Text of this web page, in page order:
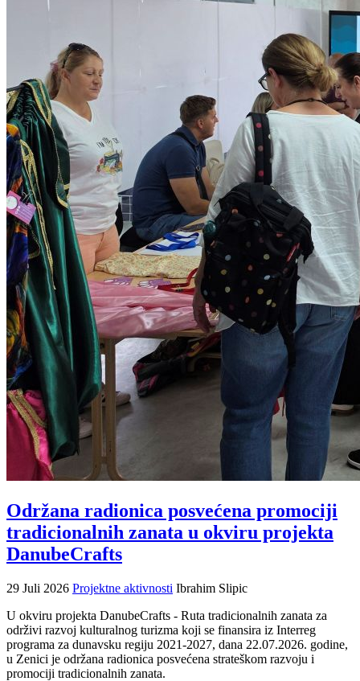
Održana radionica posvećena promociji
tradicionalnih zanata u okviru projekta
DanubeCrafts
29 Juli 2026 Projektne aktivnosti Ibrahim Slipic
U okviru projekta DanubeCrafts - Ruta tradicionalnih zanata za
održivi razvoj kulturalnog turizma koji se finansira iz Interreg
programa za dunavsku regiju 2021-2027, dana 22.07.2026. godine,
u Zenici je održana radionica posvećena strateškom razvoju i
promociji tradicionalnih zanata.